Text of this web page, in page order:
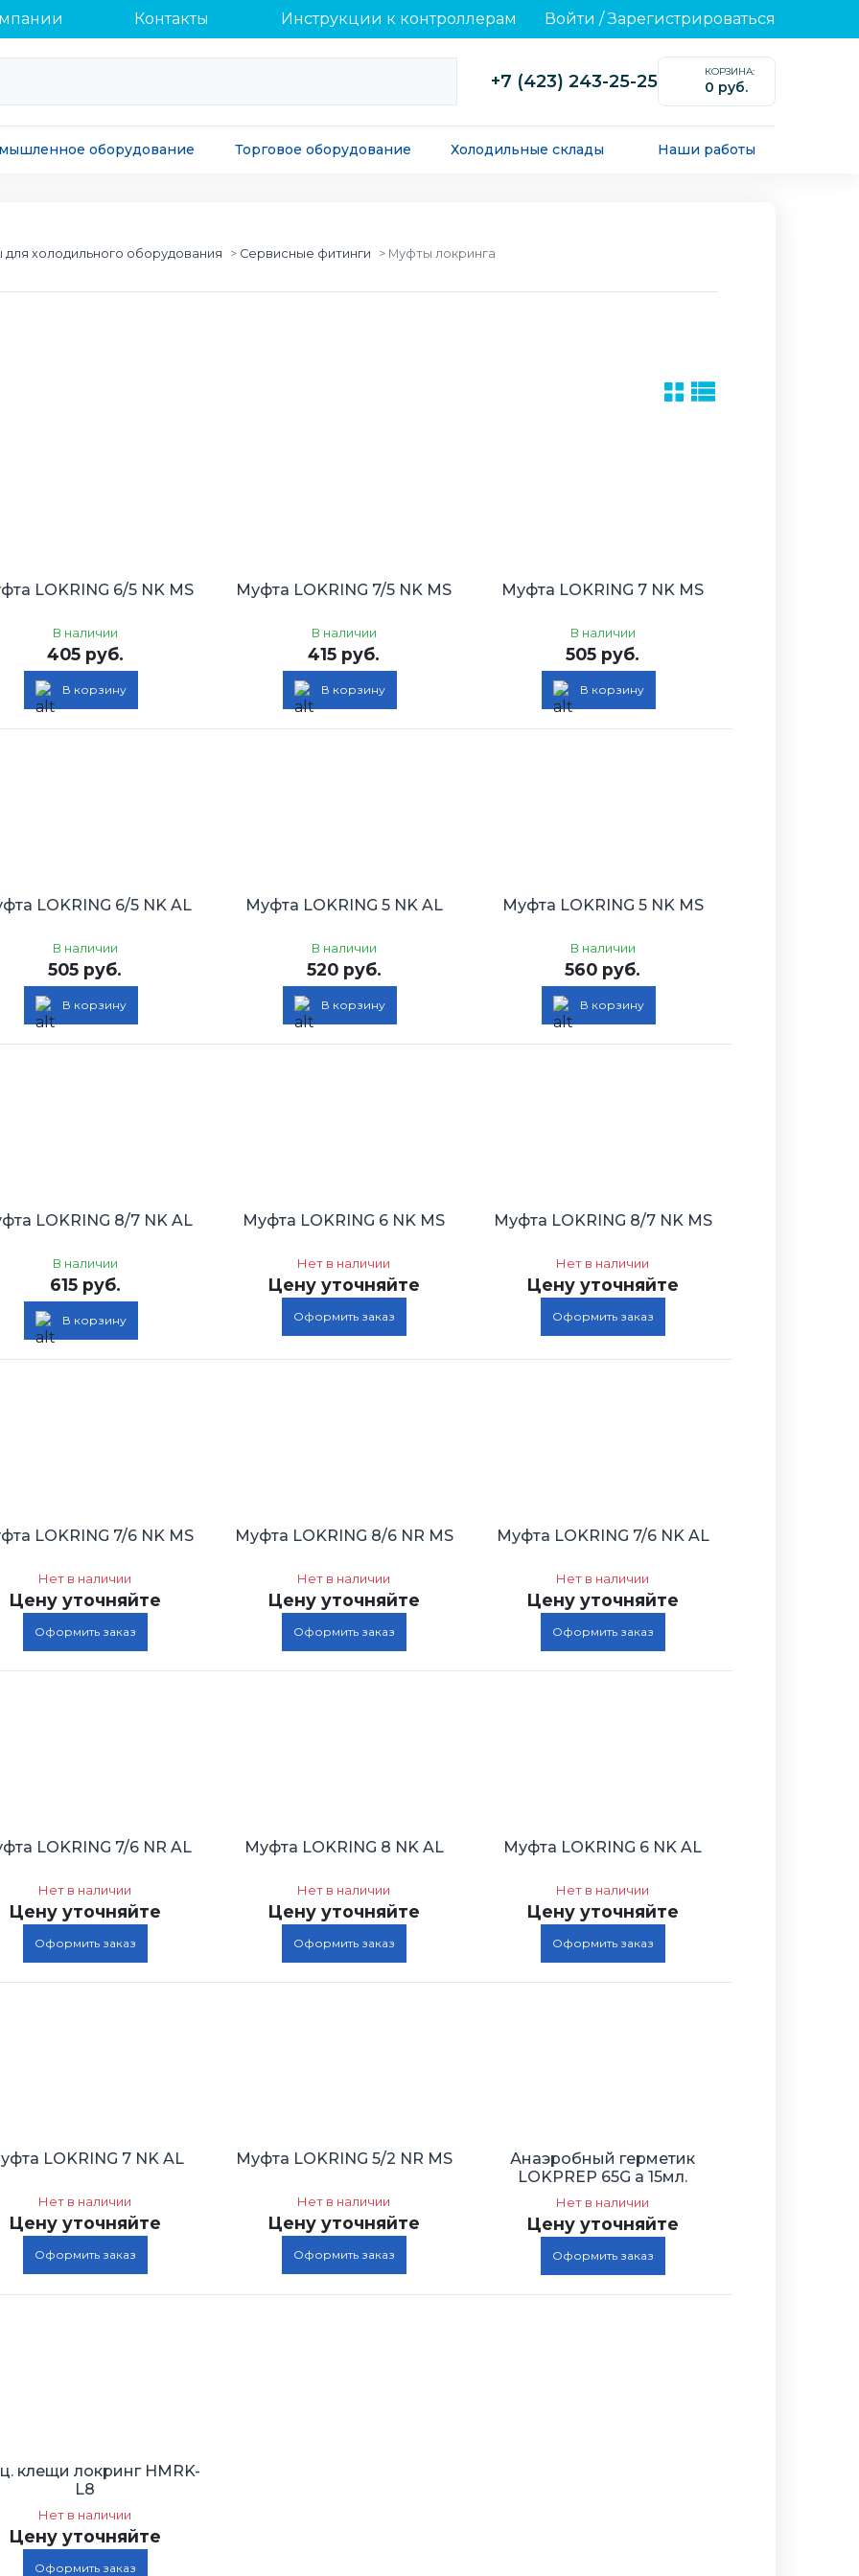
Контакты Инструкции к контроллерам Войти /Зарегистрироваться
+7 (423) 243-25-25 КОРЗИНА:
0 руб.
оборудование Торговое оборудование Холодильные склады Наши работы
холодильного оборудования Сервисные фитинги Муфты локринга
LOKRING 6/5 NK MS
В наличии
405 руб.
В корзину
Муфта LOKRING 7/5 NK MS
В наличии
415 руб.
В корзину
Муфта LOKRING 7 NK MS
В наличии
505 руб.
В корзину
LOKRING 6/5 NK AL
В наличии
505 руб.
В корзину
Муфта LOKRING 5 NK AL
В наличии
520 руб.
В корзину
Муфта LOKRING 5 NK MS
В наличии
560 руб.
В корзину
LOKRING 8/7 NK AL
В наличии
615 руб.
В корзину
Муфта LOKRING 6 NK MS
Нет в наличии
Цену уточняйте
Оформить заказ
Муфта LOKRING 8/7 NK MS
Нет в наличии
Цену уточняйте
Оформить заказ
LOKRING 7/6 NK MS
Нет в наличии
Цену уточняйте
Оформить заказ
Муфта LOKRING 8/6 NR MS
Нет в наличии
Цену уточняйте
Оформить заказ
Муфта LOKRING 7/6 NK AL
Нет в наличии
Цену уточняйте
Оформить заказ
LOKRING 7/6 NR AL
Нет в наличии
Цену уточняйте
Оформить заказ
Муфта LOKRING 8 NK AL
Нет в наличии
Цену уточняйте
Оформить заказ
Муфта LOKRING 6 NK AL
Нет в наличии
Цену уточняйте
Оформить заказ
LOKRING 7 NK AL
Нет в наличии
Цену уточняйте
Оформить заказ
Муфта LOKRING 5/2 NR MS
Нет в наличии
Цену уточняйте
Оформить заказ
Анаэробный герметик
LOKPREP 65G a 15мл.
Нет в наличии
Цену уточняйте
Оформить заказ
клещи локринг HMRK-
L8
Нет в наличии
Цену уточняйте
Оформить заказ